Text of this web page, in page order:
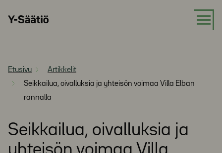
suoraan
Y-
Etusivu
Artikkelit
Seikkailua, oivalluksia ja yhteisön voimaa Villa Elban
rannalla
Seikkailua, oivalluksia ja